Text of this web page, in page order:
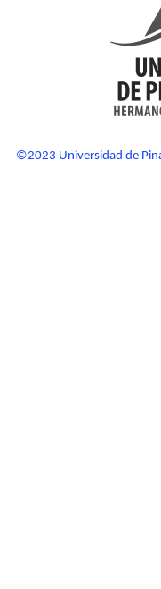
©2023 Universidad de